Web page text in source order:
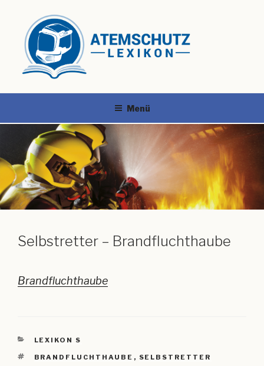
Menü
Selbstretter – Brandfluchthaube
Brandfluchthaube
KATEGORIEN
LEXIKON S
SCHLAGWÖRTER
BRANDFLUCHTHAUBE , SELBSTRETTER